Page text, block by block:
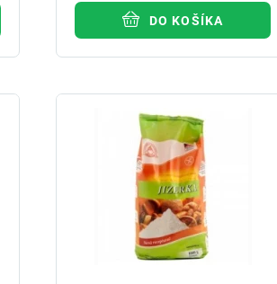
DO KOŠÍKA